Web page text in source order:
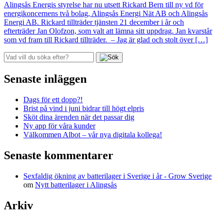
Alingsås Energis styrelse har nu utsett Rickard Bern till ny vd för
energikoncernens två bolag, Alingsås Energi Nät AB och Alingsås
Energi AB. Rickard tillträder tjänsten 21 december i år och
efterträder Jan Olofzon, som valt att lämna sitt uppdrag. Jan kvarstår
som vd fram till Rickard tillträder. – Jag är glad och stolt över […]
Senaste inläggen
Dags för ett dopp?!
Brist på vind i juni bidrar till högt elpris
Sköt dina ärenden när det passar dig
Ny app för våra kunder
Välkommen Albot – vår nya digitala kollega!
Senaste kommentarer
Sexfaldig ökning av batterilager i Sverige i år - Grow Sverige
om Nytt batterilager i Alingsås
Arkiv